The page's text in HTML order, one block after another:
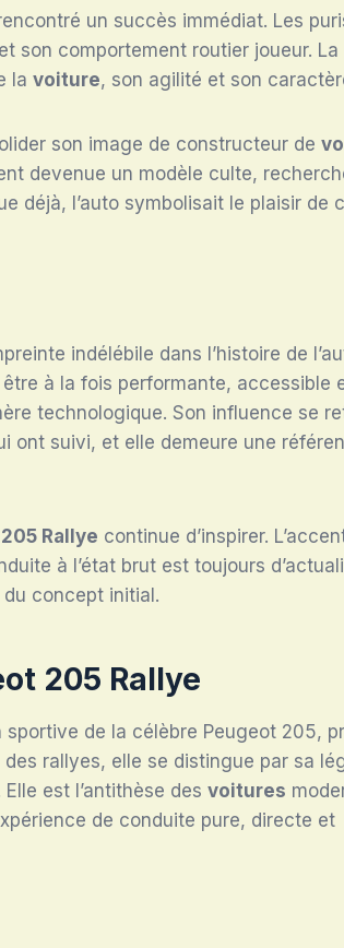
un succès immédiat. Les
son comportement routier joueur. La
la voiture, son agilité et son
son image de constructeur de
devenue un modèle culte,
déjà, l’auto symbolisait le plaisir de
indélébile dans l’histoire de
à la fois performante, accessible
technologique. Son influence se
ont suivi, et elle demeure une
205 Rallye continue d’inspirer.
à l’état brut est toujours
concept initial.
205 Rallye
sportive de la célèbre Peugeot 205,
rallyes, elle se distingue par sa
est l’antithèse des voitures
de conduite pure, directe et